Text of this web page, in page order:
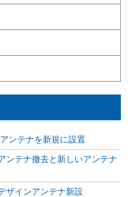
ンテナを新規に設置
ンテナ撤去と新しいアンテナ
ザインアンテナ新設